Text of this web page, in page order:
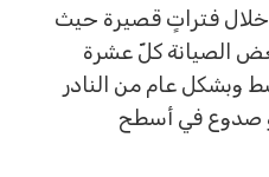
فتراتٍ قصيرة حيث
الصيانة كلّ عشرة
عام من النادر
في أسطح